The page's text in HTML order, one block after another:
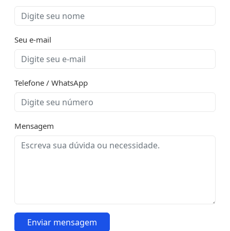
Seu e-mail
Telefone / WhatsApp
Mensagem
Enviar mensagem